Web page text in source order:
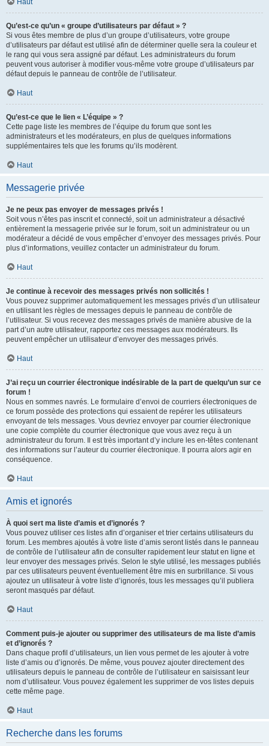
Haut
Qu’est-ce qu’un « groupe d’utilisateurs par défaut » ?
Si vous êtes membre de plus d’un groupe d’utilisateurs, votre groupe
d’utilisateurs par défaut est utilisé afin de déterminer quelle sera la couleur et
le rang qui vous sera assigné par défaut. Les administrateurs du forum
peuvent vous autoriser à modifier vous-même votre groupe d’utilisateurs par
défaut depuis le panneau de contrôle de l’utilisateur.
Haut
Qu’est-ce que le lien « L’équipe » ?
Cette page liste les membres de l’équipe du forum que sont les
administrateurs et les modérateurs, en plus de quelques informations
supplémentaires tels que les forums qu’ils modèrent.
Haut
Messagerie privée
Je ne peux pas envoyer de messages privés !
Soit vous n’êtes pas inscrit et connecté, soit un administrateur a désactivé
entièrement la messagerie privée sur le forum, soit un administrateur ou un
modérateur a décidé de vous empêcher d’envoyer des messages privés. Pour
plus d’informations, veuillez contacter un administrateur du forum.
Haut
Je continue à recevoir des messages privés non sollicités !
Vous pouvez supprimer automatiquement les messages privés d’un utilisateur
en utilisant les règles de messages depuis le panneau de contrôle de
l’utilisateur. Si vous recevez des messages privés de manière abusive de la
part d’un autre utilisateur, rapportez ces messages aux modérateurs. Ils
peuvent empêcher un utilisateur d’envoyer des messages privés.
Haut
J’ai reçu un courrier électronique indésirable de la part de quelqu’un sur ce
forum !
Nous en sommes navrés. Le formulaire d’envoi de courriers électroniques de
ce forum possède des protections qui essaient de repérer les utilisateurs
envoyant de tels messages. Vous devriez envoyer par courrier électronique
une copie complète du courrier électronique que vous avez reçu à un
administrateur du forum. Il est très important d’y inclure les en-têtes contenant
des informations sur l’auteur du courrier électronique. Il pourra alors agir en
conséquence.
Haut
Amis et ignorés
À quoi sert ma liste d’amis et d’ignorés ?
Vous pouvez utiliser ces listes afin d’organiser et trier certains utilisateurs du
forum. Les membres ajoutés à votre liste d’amis seront listés dans le panneau
de contrôle de l’utilisateur afin de consulter rapidement leur statut en ligne et
leur envoyer des messages privés. Selon le style utilisé, les messages publiés
par ces utilisateurs peuvent éventuellement être mis en surbrillance. Si vous
ajoutez un utilisateur à votre liste d’ignorés, tous les messages qu’il publiera
seront masqués par défaut.
Haut
Comment puis-je ajouter ou supprimer des utilisateurs de ma liste d’amis
et d’ignorés ?
Dans chaque profil d’utilisateurs, un lien vous permet de les ajouter à votre
liste d’amis ou d’ignorés. De même, vous pouvez ajouter directement des
utilisateurs depuis le panneau de contrôle de l’utilisateur en saisissant leur
nom d’utilisateur. Vous pouvez également les supprimer de vos listes depuis
cette même page.
Haut
Recherche dans les forums